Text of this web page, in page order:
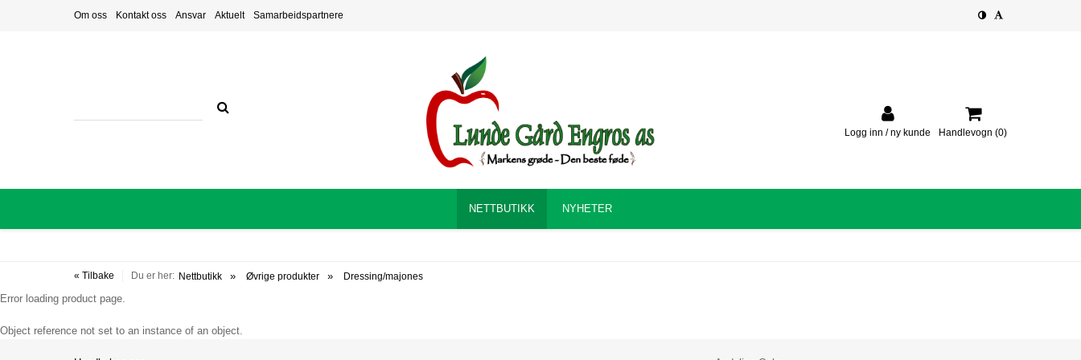
Om oss Kontakt oss Ansvar Aktuelt Samarbeidspartnere
Logg inn / ny kunde Handlevogn (0)
NETTBUTIKK NYHETER
« Tilbake Du er her: Nettbutikk Øvrige produkter Dressing/majones
Error loading product page.
Object reference not set to an instance of an object.